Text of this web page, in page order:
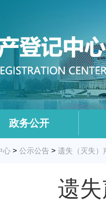
政务公开
心 > 公示公告 > 遗失（灭失）
遗